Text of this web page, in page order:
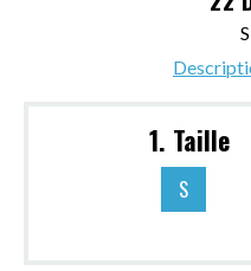
1. Taille
S